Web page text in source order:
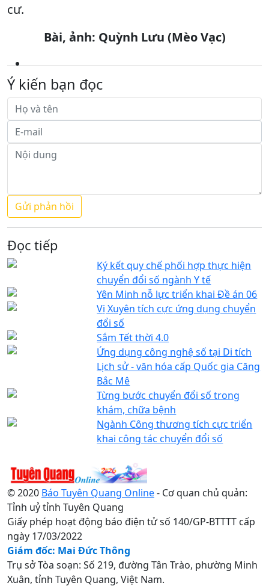
cư.
Bài, ảnh: Quỳnh Lưu (Mèo Vạc)
Ý kiến bạn đọc
Đọc tiếp
Ký kết quy chế phối hợp thực hiện
chuyển đổi số ngành Y tế
Yên Minh nỗ lực triển khai Đề án 06
Vị Xuyên tích cực ứng dụng chuyển
đổi số
Sắm Tết thời 4.0
Ứng dụng công nghệ số tại Di tích
Lịch sử - văn hóa cấp Quốc gia Căng
Bắc Mê
Từng bước chuyển đổi số trong
khám, chữa bệnh
Ngành Công thương tích cực triển
khai công tác chuyển đổi số
© 2020 Báo Tuyên Quang Online- Cơ quan chủ quản:
Tỉnh uỷ tỉnh Tuyên Quang
Giấy phép hoạt động báo điện tử số 140/GP-BTTTT cấp
ngày 17/03/2022
Giám đốc: Mai Đức Thông
Trụ sở Tòa soạn: Số 219, đường Tân Trào, phường Minh
Xuân, tỉnh Tuyên Quang, Việt Nam.